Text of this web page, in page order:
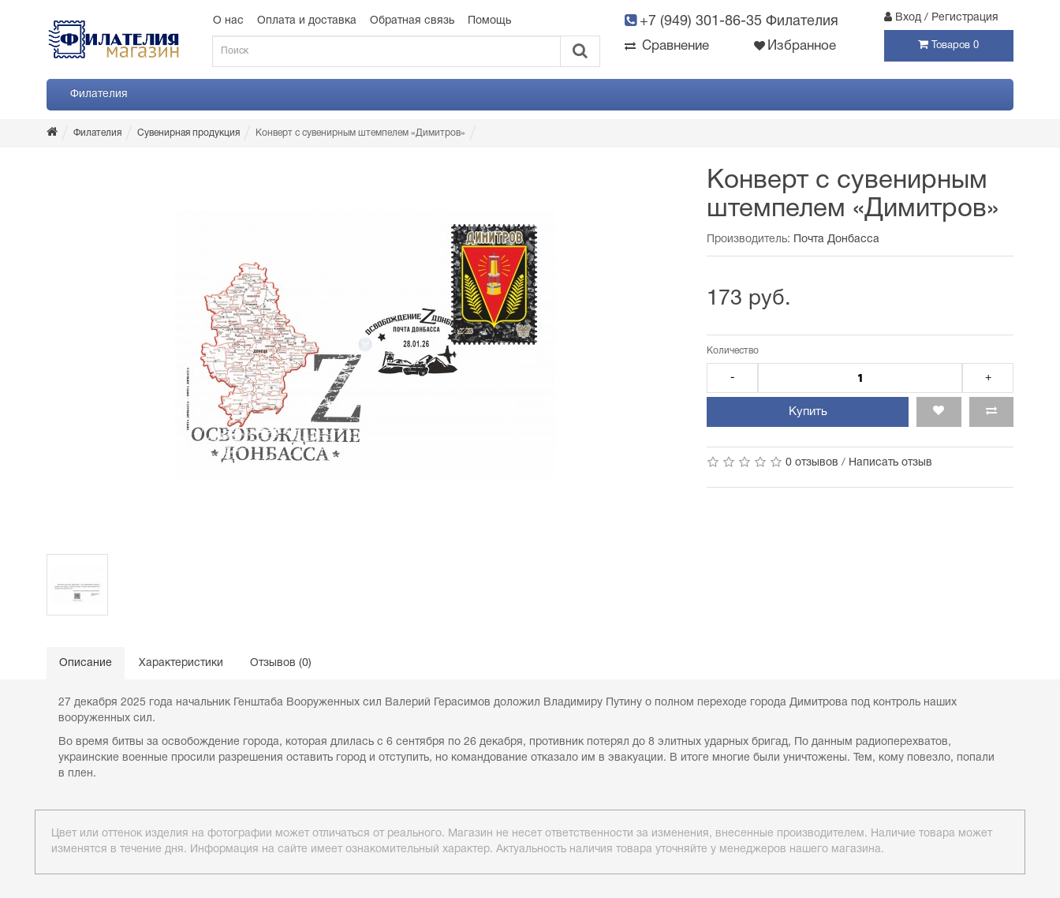
О нас Оплата и доставка Обратная связь Помощь +7 (949) 301-86-35 Филателия Вход / Регистрация
Сравнение Избранное Товаров 0
Филателия
Филателия Сувенирная продукция Конверт с сувенирным штемпелем «Димитров»
Конверт с сувенирным
штемпелем «Димитров»
Производитель: Почта Донбасса
173 руб.
Количество
- +
Купить
0 отзывов / Написать отзыв
Описание Характеристики Отзывов (0)
27 декабря 2025 года начальник Генштаба Вооруженных сил Валерий Герасимов доложил Владимиру Путину о полном переходе города Димитрова под контроль наших
вооруженных сил.
Во время битвы за освобождение города, которая длилась с 6 сентября по 26 декабря, противник потерял до 8 элитных ударных бригад, По данным радиоперехватов,
украинские военные просили разрешения оставить город и отступить, но командование отказало им в эвакуации. В итоге многие были уничтожены. Тем, кому повезло, попали
в плен.
Цвет или оттенок изделия на фотографии может отличаться от реального. Магазин не несет ответственности за изменения, внесенные производителем. Наличие товара может
изменятся в течение дня. Информация на сайте имеет ознакомительный характер. Актуальность наличия товара уточняйте у менеджеров нашего магазина.